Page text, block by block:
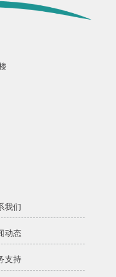
我们
动态
支持